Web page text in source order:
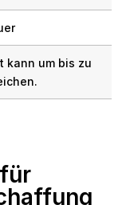
kann um bis zu